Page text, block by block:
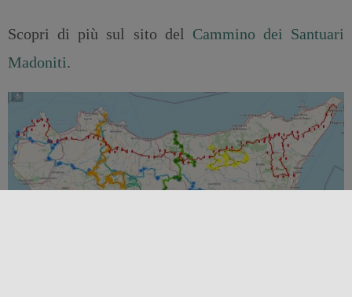
Scopri di più sul sito del Cammino dei Santuari
Madoniti.